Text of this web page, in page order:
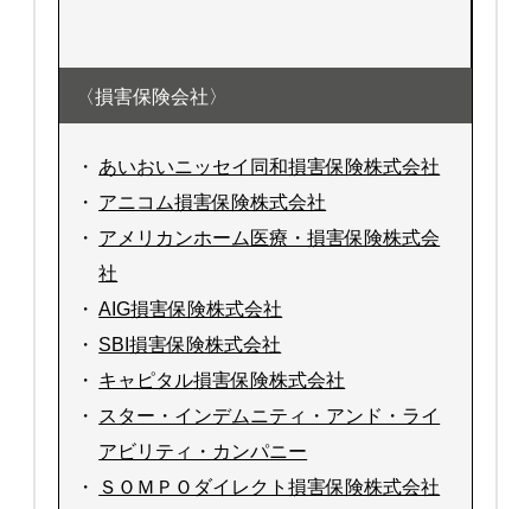
〈損害保険会社〉
・ あいおいニッセイ同和損害保険株式会社
・ アニコム損害保険株式会社
・ アメリカンホーム医療・損害保険株式会
社
・ AIG損害保険株式会社
・ SBI損害保険株式会社
・ キャピタル損害保険株式会社
・
スター・インデムニティ・アンド・ライ
アビリティ・カンパニー
・
ＳＯＭＰＯダイレクト損害保険株式会社